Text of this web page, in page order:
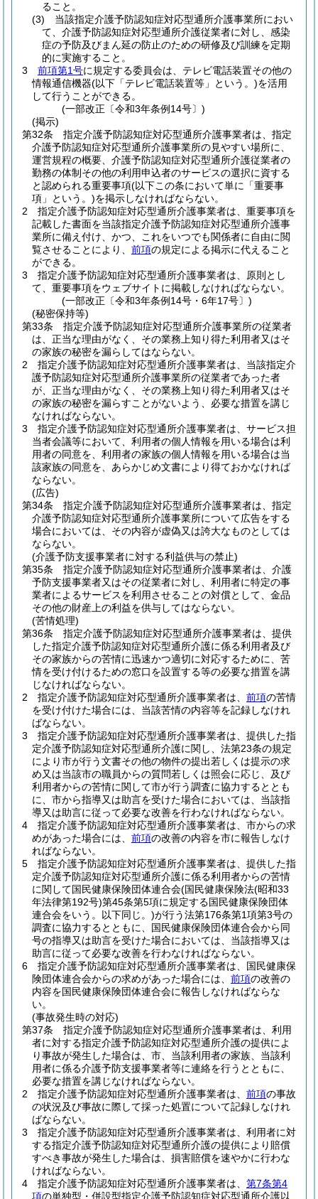
ること。
(3)
当該指定介護予防認知症対応型通所介護事業所におい
て、介護予防認知症対応型通所介護従業者に対し、感染
症の予防及びまん延の防止のための研修及び訓練を定期
的に実施すること。
3
前項第1号に規定する委員会は、テレビ電話装置その他の
情報通信機器(以下「テレビ電話装置等」という。)を活用
して行うことができる。
(一部改正〔令和3年条例14号〕)
(掲示)
第32条
指定介護予防認知症対応型通所介護事業者は、指定
介護予防認知症対応型通所介護事業所の見やすい場所に、
運営規程の概要、介護予防認知症対応型通所介護従業者の
勤務の体制その他の利用申込者のサービスの選択に資する
と認められる重要事項(以下この条において単に「重要事
項」という。)を掲示しなければならない。
2
指定介護予防認知症対応型通所介護事業者は、重要事項を
記載した書面を当該指定介護予防認知症対応型通所介護事
業所に備え付け、かつ、これをいつでも関係者に自由に閲
覧させることにより、 前項の規定による掲示に代えること
ができる。
3
指定介護予防認知症対応型通所介護事業者は、原則とし
て、重要事項をウェブサイトに掲載しなければならない。
(一部改正〔令和3年条例14号・6年17号〕)
(秘密保持等)
第33条
指定介護予防認知症対応型通所介護事業所の従業者
は、正当な理由がなく、その業務上知り得た利用者又はそ
の家族の秘密を漏らしてはならない。
2
指定介護予防認知症対応型通所介護事業者は、当該指定介
護予防認知症対応型通所介護事業所の従業者であった者
が、正当な理由がなく、その業務上知り得た利用者又はそ
の家族の秘密を漏らすことがないよう、必要な措置を講じ
なければならない。
3
指定介護予防認知症対応型通所介護事業者は、サービス担
当者会議等において、利用者の個人情報を用いる場合は利
用者の同意を、利用者の家族の個人情報を用いる場合は当
該家族の同意を、あらかじめ文書により得ておかなければ
ならない。
(広告)
第34条
指定介護予防認知症対応型通所介護事業者は、指定
介護予防認知症対応型通所介護事業所について広告をする
場合においては、その内容が虚偽又は誇大なものとしては
ならない。
(介護予防支援事業者に対する利益供与の禁止)
第35条
指定介護予防認知症対応型通所介護事業者は、介護
予防支援事業者又はその従業者に対し、利用者に特定の事
業者によるサービスを利用させることの対償として、金品
その他の財産上の利益を供与してはならない。
(苦情処理)
第36条
指定介護予防認知症対応型通所介護事業者は、提供
した指定介護予防認知症対応型通所介護に係る利用者及び
その家族からの苦情に迅速かつ適切に対応するために、苦
情を受け付けるための窓口を設置する等の必要な措置を講
じなければならない。
2
指定介護予防認知症対応型通所介護事業者は、 前項の苦情
を受け付けた場合には、当該苦情の内容等を記録しなけれ
ばならない。
3
指定介護予防認知症対応型通所介護事業者は、提供した指
定介護予防認知症対応型通所介護に関し、法第23条の規定
により市が行う文書その他の物件の提出若しくは提示の求
め又は当該市の職員からの質問若しくは照会に応じ、及び
利用者からの苦情に関して市が行う調査に協力するととも
に、市から指導又は助言を受けた場合においては、当該指
導又は助言に従って必要な改善を行わなければならない。
4
指定介護予防認知症対応型通所介護事業者は、市からの求
めがあった場合には、 前項の改善の内容を市に報告しなけ
ればならない。
5
指定介護予防認知症対応型通所介護事業者は、提供した指
定介護予防認知症対応型通所介護に係る利用者からの苦情
に関して国民健康保険団体連合会(国民健康保険法(昭和33
年法律第192号)第45条第5項に規定する国民健康保険団体
連合会をいう。以下同じ。)が行う法第176条第1項第3号の
調査に協力するとともに、国民健康保険団体連合会から同
号の指導又は助言を受けた場合においては、当該指導又は
助言に従って必要な改善を行わなければならない。
6
指定介護予防認知症対応型通所介護事業者は、国民健康保
険団体連合会からの求めがあった場合には、 前項の改善の
内容を国民健康保険団体連合会に報告しなければならな
い。
(事故発生時の対応)
第37条
指定介護予防認知症対応型通所介護事業者は、利用
者に対する指定介護予防認知症対応型通所介護の提供によ
り事故が発生した場合は、市、当該利用者の家族、当該利
用者に係る介護予防支援事業者等に連絡を行うとともに、
必要な措置を講じなければならない。
2
指定介護予防認知症対応型通所介護事業者は、 前項の事故
の状況及び事故に際して採った処置について記録しなけれ
ばならない。
3
指定介護予防認知症対応型通所介護事業者は、利用者に対
する指定介護予防認知症対応型通所介護の提供により賠償
すべき事故が発生した場合は、損害賠償を速やかに行わな
ければならない。
4
指定介護予防認知症対応型通所介護事業者は、 第7条第4
項の単独型・併設型指定介護予防認知症対応型通所介護以